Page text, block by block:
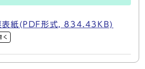
表紙(PDF形式, 834.43KB)
く